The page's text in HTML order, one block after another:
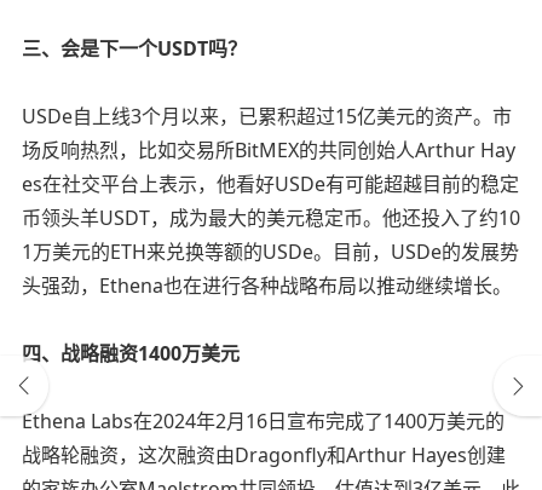
三、会是下一个USDT吗？
USDe自上线3个月以来，已累积超过15亿美元的资产。市
场反响热烈，比如交易所BitMEX的共同创始人Arthur Hay
es在社交平台上表示，他看好USDe有可能超越目前的稳定
币领头羊USDT，成为最大的美元稳定币。他还投入了约10
1万美元的ETH来兑换等额的USDe。目前，USDe的发展势
头强劲，Ethena也在进行各种战略布局以推动继续增长。
四、战略融资1400万美元
Ethena Labs在2024年2月16日宣布完成了1400万美元的
战略轮融资，这次融资由Dragonfly和Arthur Hayes创建